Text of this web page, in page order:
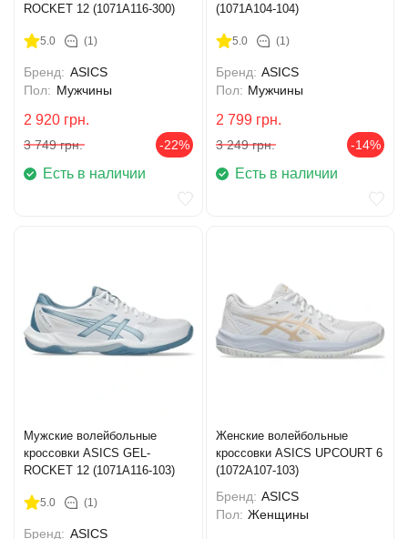
ROCKET 12 (1071A116-300)
5.0 (1)
Бренд: ASICS
Пол: Мужчины
2 920 грн.
3 749 грн. -22%
Есть в наличии
(1071A104-104)
5.0 (1)
Бренд: ASICS
Пол: Мужчины
2 799 грн.
3 249 грн. -14%
Есть в наличии
Мужские волейбольные
кроссовки ASICS GEL-
ROCKET 12 (1071A116-103)
5.0 (1)
Бренд: ASICS
Женские волейбольные
кроссовки ASICS UPCOURT 6
(1072A107-103)
Бренд: ASICS
Пол: Женщины